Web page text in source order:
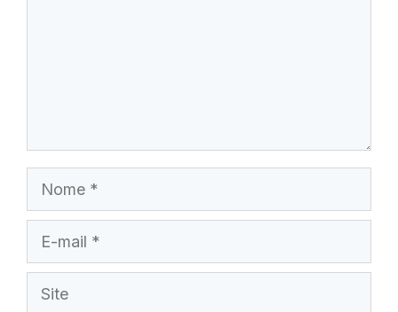
Nome
mail
Site